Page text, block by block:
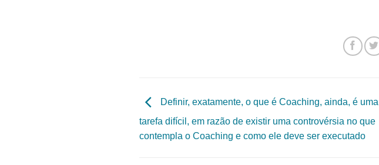
Definir, exatamente, o que é Coaching, ainda, é uma
tarefa difícil, em razão de existir uma controvérsia no que
contempla o Coaching e como ele deve ser executado